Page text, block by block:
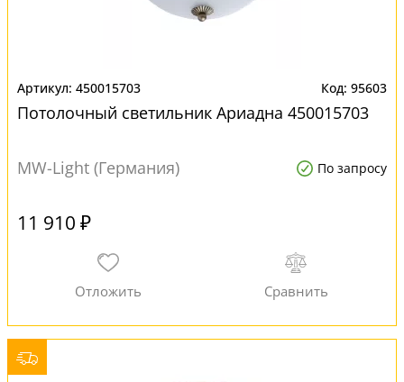
450015703 95603
Потолочный светильник Ариадна 450015703
MW-Light (Германия) По запросу
11 910 ₽